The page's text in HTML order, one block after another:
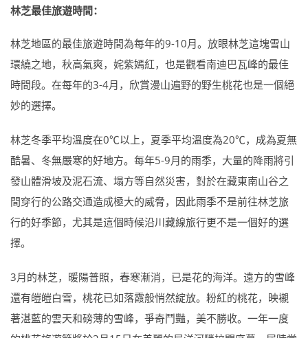
林芝最佳旅遊時間：
林芝地區的最佳旅遊時間為每年的9-10月。放眼林芝這塊雪山
環繞之地，秋高氣爽，姹紫嫣紅，也是觀看南迪巴瓦峰的最佳
時間段。在每年的3-4月，欣賞漫山遍野的野生桃花也是一個絕
妙的選擇。
林芝冬季平均溫度在0℃以上，夏季平均溫度為20℃，成為夏無
酷暑、冬無嚴寒的好地方。每年5-9月的雨季，大量的降雨將引
發山體滑坡及泥石流、塌方等自然災害，對於在藏東南山谷之
間穿行的公路交通造成極大的威脅，因此雨季不是前往林芝旅
行的好季節，尤其是這個時候沿川藏線旅行更不是一個好的選
擇。
3月的林芝，暖陽普照，春寒漸消，已是花的海洋。遠方的雪峰
還有皚皚白雪，桃花已如落霞般悄然綻放。粉紅的桃花，映襯
著湛藍的雲天和磅薄的雪峰，爭奇鬥豔，美不勝收。一年一度